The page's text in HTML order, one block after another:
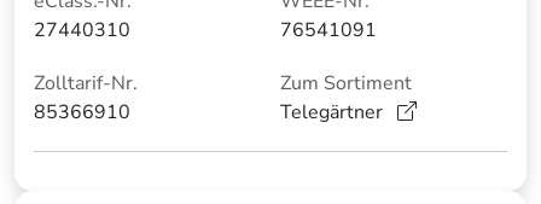
27440310
76541091
Zolltarif-Nr.
85366910
Zum Sortiment
Telegärtner